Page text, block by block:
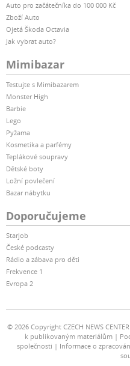
Auto pro začátečníka do 100 000 Kč
Zboží Auto
Ojetá Škoda Octavia
Jak vybrat auto?
Mimibazar
Testujte s Mimibazarem
Monster High
Barbie
Lego
Pyžama
Kosmetika a parfémy
Teplákové soupravy
Dětské boty
Ložní povlečení
Bazar nábytku
Doporučujeme
Starjob
České podcasty
Rádio a zábava pro děti
Frekvence 1
Evropa 2
© 2026 Copyright CZECH NEWS
k publikovaným materiálům
společnosti
Informace o